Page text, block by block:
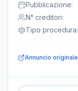
Pubblicazione:
N° creditori:
Tipo procedura:
Annuncio originale